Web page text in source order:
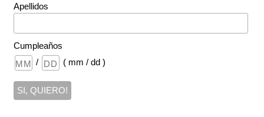
Apellidos
Cumpleaños
/
( mm / dd )